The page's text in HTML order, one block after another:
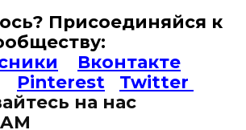
Присоединяйся к
Вконтакте
Pinterest
Twitter
на наc